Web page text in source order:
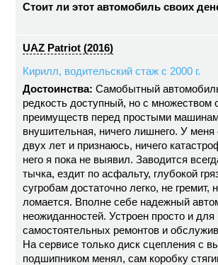
Стоит ли этот автомобиль своих
UAZ Patriot (2016)
Кирилл, водительский стаж с 2000 г.
Достоинства: Самобытный
редкость доступный, но с множеством
преимуществ перед простыми
внушительная, ничего лишнего. У
двух лет и признаюсь, ничего
него я пока не выявил. Заводится
тычка, ездит по асфальту, глубокой
сугробам достаточно легко, не гремит,
ломается. Вполне себе надежный
неожиданностей. Устроен просто и для
самостоятельных ремонтов и
На сервисе только диск сцепления с
подшипником менял, сам коробку